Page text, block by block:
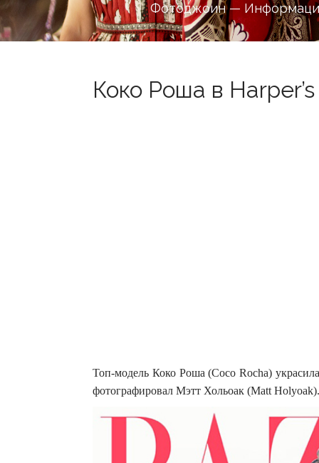
Фотоджоин —
Коко Роша в
Топ-модель Коко Роша (Coco Rocha)
фотографировал Мэтт Хольоак (Matt Holyoak).